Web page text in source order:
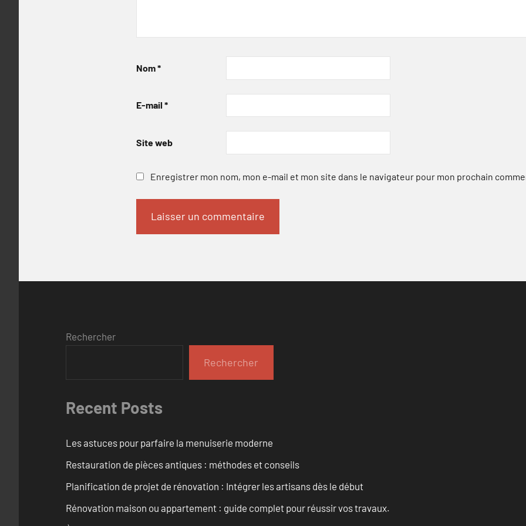
Nom*
E-mail *
Site web
Enregistrer mon nom, mon e-mail et mon site dans le navigateur pour mon prochain
Rechercher
Rechercher
Recent Posts
Les astuces pour parfaire la menuiserie moderne
Restauration de pièces antiques : méthodes et conseils
Planification de projet de rénovation : Intégrer les artisans dès le début
Rénovation maison ou appartement : guide complet pour réussir vos travaux.